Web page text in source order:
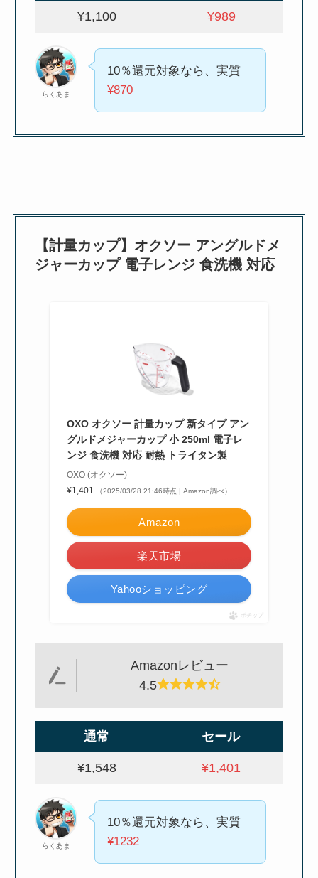
¥1,100 ¥989
らくあま
10％還元対象なら、実質
¥870
【計量カップ】オクソー アングルドメ
ジャーカップ 電子レンジ 食洗機 対応
OXO オクソー 計量カップ 新タイプ アン
グルドメジャーカップ 小 250ml 電子レ
ンジ 食洗機 対応 耐熱 トライタン製
OXO (オクソー)
¥1,401
（2025/03/28 21:46時点 | Amazon調べ）
Amazon
楽天市場
Yahooショッピング
ポチップ
Amazonレビュー
4.5
通常 セール
¥1,548 ¥1,401
らくあま
10％還元対象なら、実質
¥1232